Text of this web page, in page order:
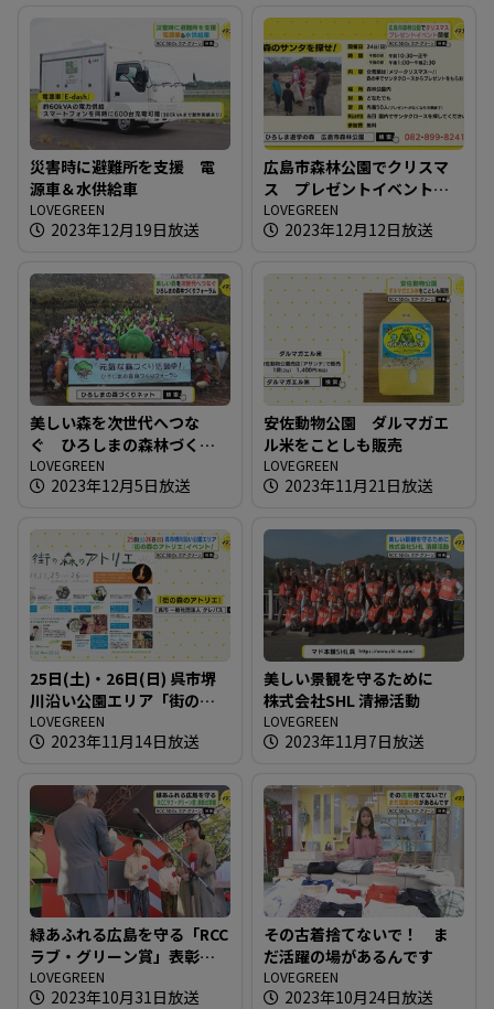
災害時に避難所を支援 電
源車＆水供給車
LOVEGREEN
2023年12月19日放送
広島市森林公園でクリスマ
ス プレゼントイベント開
催
LOVEGREEN
2023年12月12日放送
美しい森を次世代へつな
ぐ ひろしまの森林づくり
フォーラム
LOVEGREEN
2023年12月5日放送
安佐動物公園 ダルマガエ
ル米をことしも販売
LOVEGREEN
2023年11月21日放送
25日(土)・26日(日) 呉市堺
川沿い公園エリア「街の森
のアトリエ」イベント！
LOVEGREEN
2023年11月14日放送
美しい景観を守るために
株式会社SHL 清掃活動
LOVEGREEN
2023年11月7日放送
緑あふれる広島を守る「RCC
ラブ・グリーン賞」表彰式
開催
LOVEGREEN
2023年10月31日放送
その古着捨てないで！ ま
だ活躍の場があるんです
LOVEGREEN
2023年10月24日放送